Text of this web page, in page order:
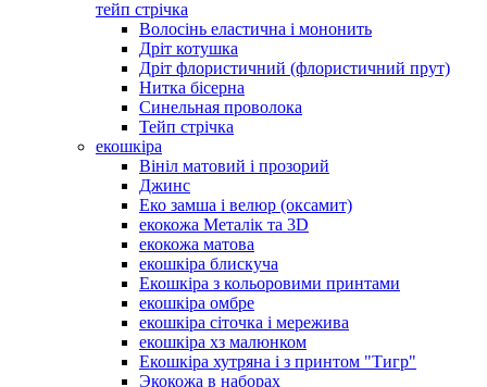
тейп стрічка
Волосінь еластична і мононить
Дріт котушка
Дріт флористичний (флористичний прут)
Нитка бісерна
Синельная проволока
Тейп стрічка
екошкіра
Вініл матовий і прозорий
Джинс
Еко замша і велюр (оксамит)
екокожа Металік та 3D
екокожа матова
екошкіра блискуча
Екошкіра з кольоровими принтами
екошкіра омбре
екошкіра сіточка і мережива
екошкіра хз малюнком
Екошкіра хутряна і з принтом "Тигр"
Экокожа в наборах